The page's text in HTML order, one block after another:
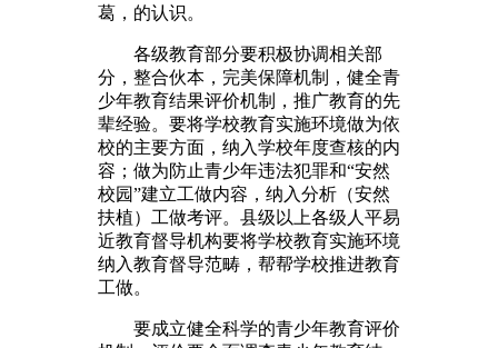
葛，的认识。
各级教育部分要积极协调相关部
分，整合伙本，完美保障机制，健全青
少年教育结果评价机制，推广教育的先
辈经验。要将学校教育实施环境做为依
校的主要方面，纳入学校年度查核的内
容；做为防止青少年违法犯罪和“安然
校园”建立工做内容，纳入分析（安然
扶植）工做考评。县级以上各级人平易
近教育督导机构要将学校教育实施环境
纳入教育督导范畴，帮帮学校推进教育
工做。
要成立健全科学的青少年教育评价